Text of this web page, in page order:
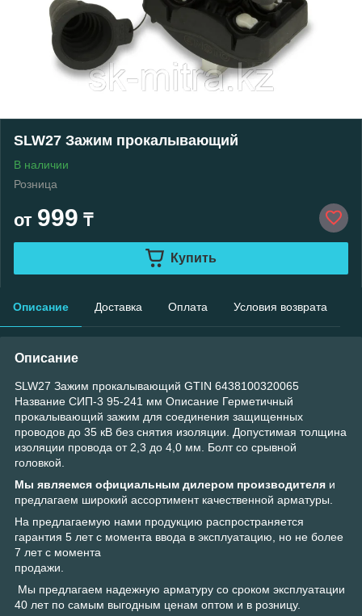
SLW27 Зажим прокалывающий
В наличии
Розница
от 999 ₸
Купить
Описание Доставка Оплата Условия возврата
Описание
SLW27 Зажим прокалывающий GTIN 6438100320065
Название СИП-3 95-241 мм Описание Герметичный
прокалывающий зажим для соединения защищенных
проводов до 35 кВ без снятия изоляции. Допустимая толщина
изоляции провода от 2,3 до 4,0 мм. Болт со срывной
головкой.
Мы являемся официальным дилером производителя и
предлагаем широкий ассортимент качественной арматуры.
На предлагаемую нами продукцию распространяется
гарантия 5 лет с момента ввода в эксплуатацию, но не более
7 лет с момента
продажи.
Мы предлагаем надежную арматуру со сроком эксплуатации
40 лет по самым выгодным ценам оптом и в розницу.